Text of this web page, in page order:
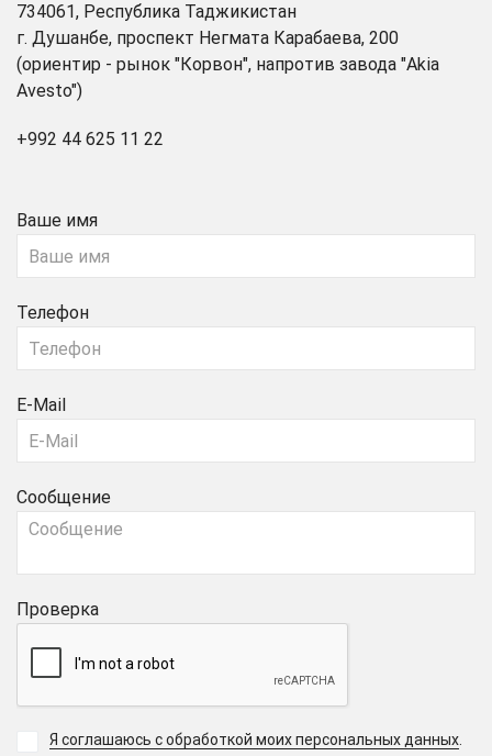
734061, Республика Таджикистан
г. Душанбе, проспект Негмата Карабаева, 200
(ориентир - рынок "Корвон", напротив завода "Akia
Avesto")
+992 44 625 11 22
Ваше имя
Телефон
E-Mail
Сообщение
Проверка
Я соглашаюсь с обработкой моих персональных данных